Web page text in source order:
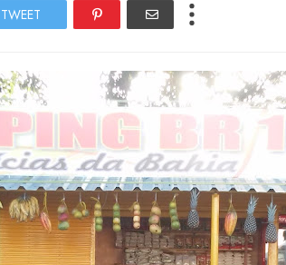
TWEET